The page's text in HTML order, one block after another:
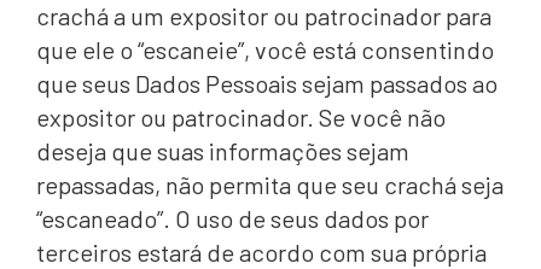
crachá a um expositor ou patrocinador para
que ele o “escaneie”, você está consentindo
que seus Dados Pessoais sejam passados ​​ao
expositor ou patrocinador. Se você não
deseja que suas informações sejam
repassadas, não permita que seu crachá seja
“escaneado”. O uso de seus dados por
terceiros estará de acordo com sua própria